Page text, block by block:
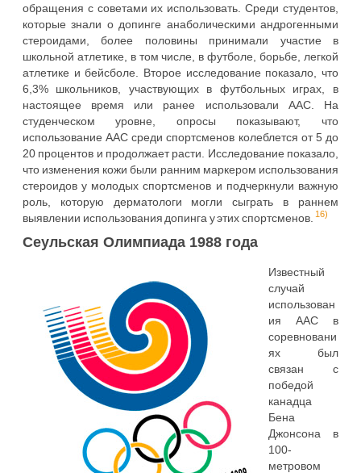
обращения с советами их использовать. Среди студентов,
которые знали о допинге анаболическими андрогенными
стероидами, более половины принимали участие в
школьной атлетике, в том числе, в футболе, борьбе, легкой
атлетике и бейсболе. Второе исследование показало, что
6,3% школьников, участвующих в футбольных играх, в
настоящее время или ранее использовали ААС. На
студенческом уровне, опросы показывают, что
использование ААС среди спортсменов колеблется от 5 до
20 процентов и продолжает расти. Исследование показало,
что изменения кожи были ранним маркером использования
стероидов у молодых спортсменов и подчеркнули важную
роль, которую дерматологи могли сыграть в раннем
выявлении использования допинга у этих спортсменов.16)
Сеульская Олимпиада 1988 года
Известный
случай
использован
ия ААС в
соревновани
ях был
связан с
победой
канадца
Бена
Джонсона в
100-
метровом